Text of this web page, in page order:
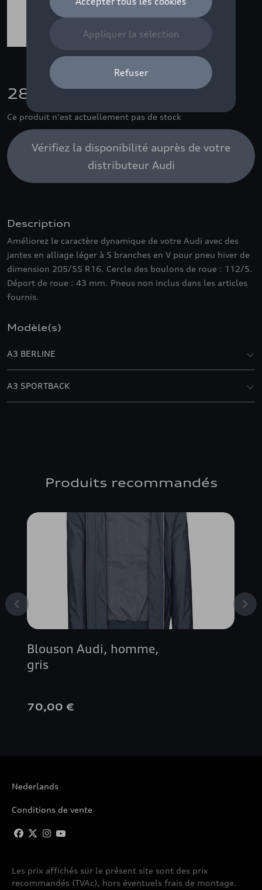
280,01 €
Ce produit n'est actuellement pas de stock
Vérifiez la disponibilité auprès de votre
distributeur Audi
Description
Améliorez le caractère dynamique de votre Audi avec des
jantes en alliage léger à 5 branches en V pour pneu hiver de
dimension 205/55 R16. Cercle des boulons de roue : 112/5.
Déport de roue : 43 mm. Pneus non inclus dans les articles
fournis.
Modèle(s)
A3 BERLINE
A3 SPORTBACK
Produits recommandés
Blouson Audi, homme,
gris
70,00 €
Nederlands
Conditions de vente
Les prix affichés sur le présent site sont des prix
recommandés (TVAc), hors éventuels frais de montage.